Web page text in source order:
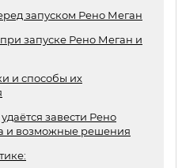
запуском Рено Меган
запуске Рено Меган и
и способы их
завести Рено
и возможные решения